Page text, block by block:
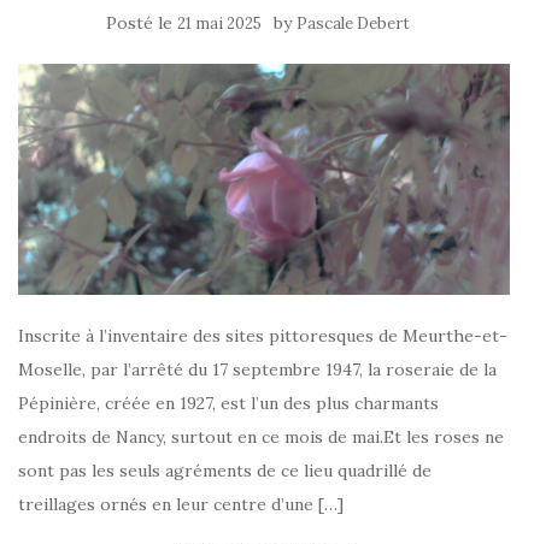
Posté le 21 mai 2025 by Pascale Debert
Inscrite à l’inventaire des sites pittoresques de Meurthe-et-
Moselle, par l’arrêté du 17 septembre 1947, la roseraie de la
Pépinière, créée en 1927, est l’un des plus charmants
endroits de Nancy, surtout en ce mois de mai.Et les roses ne
sont pas les seuls agréments de ce lieu quadrillé de
treillages ornés en leur centre d’une […]